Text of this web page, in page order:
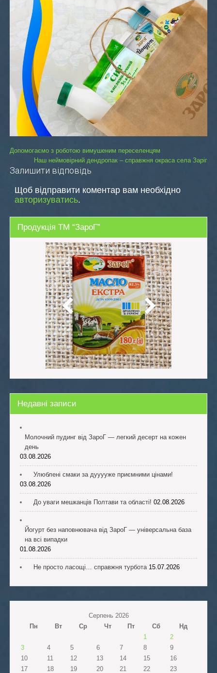
Навігація
записів
Допомогаємо з роботою вимушеним переселенцям
Наш неймовірний дендропак – справжня окраса села Заріг
Залишити відповідь
Щоб відправити коментар вам необхідно
авторизуватись.
Продукція ТМ “ЗароГ”
Недавні записи
Молочний пудинг від ЗароГ — легкий десерт на кожен
день
03.08.2026
Улюблені смаки за дууууже приємними цінами!
03.08.2026
До уваги мешканців Полтави та області! 02.08.2026
Йогурт без наповнювача від ЗароГ — універсальна база
на всі випадки
01.08.2026
Не просто ласощі… справжня турбота 15.07.2026
Серпень 2026
Пн
Вт Ср Чт Пт Сб
Нд
1
2
3
4 5 6 7 8
9
10
11 12 13 14 15
16
17
18 19 20 21 22
23